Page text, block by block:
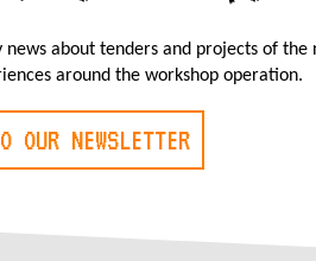
about tenders and projects of the
around the workshop operation.
OUR NEWSLETTER